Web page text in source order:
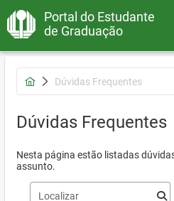
Portal do Estudante
de Graduação
Dúvidas Frequentes
Dúvidas Frequentes
Nesta página estão listadas
assunto.